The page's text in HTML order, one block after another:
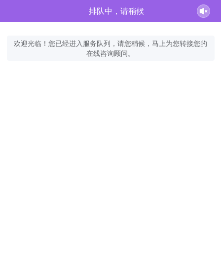
排队中，请稍候
欢迎光临！您已经进入服务队列，请您稍候，马上为您转接您的
在线咨询顾问。